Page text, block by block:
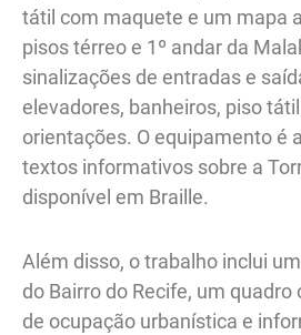
tátil com maquete e um mapa
pisos térreo e 1º andar da
sinalizações de entradas e
elevadores, banheiros, piso
orientações. O equipamento é
textos informativos sobre a
disponível em Braille.
Além disso, o trabalho inclui
do Bairro do Recife, um
de ocupação urbanística e